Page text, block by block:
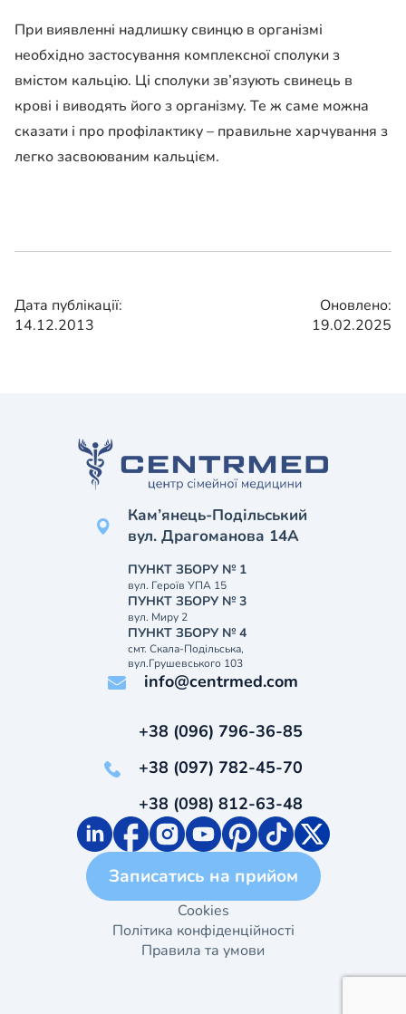
При виявленні надлишку свинцю в організмі
необхідно застосування комплексної сполуки з
вмістом кальцію. Ці сполуки зв’язують свинець в
крові і виводять його з організму. Те ж саме можна
сказати і про профілактику – правильне харчування з
легко засвоюваним кальцієм.
Дата публікації:
14.12.2013
Оновлено:
19.02.2025
Кам’янець-Подільський
вул. Драгоманова 14А
ПУНКТ ЗБОРУ № 1
вул. Героїв УПА 15
ПУНКТ ЗБОРУ № 3
вул. Миру 2
ПУНКТ ЗБОРУ № 4
смт. Скала-Подільська,
вул.Грушевського 103
info@centrmed.com
+38 (096) 796-36-85
+38 (097) 782-45-70
+38 (098) 812-63-48
Записатись на прийом
Cookies
Політика конфіденційності
Правила та умови